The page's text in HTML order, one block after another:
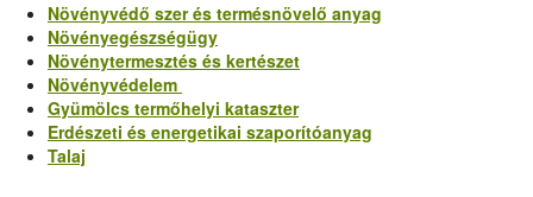
Növényvédő szer és termésnövelő anyag
Növényegészségügy
Növénytermesztés és kertészet
Növényvédelem
Gyümölcs termőhelyi kataszter
Erdészeti és energetikai szaporítóanyag
Talaj